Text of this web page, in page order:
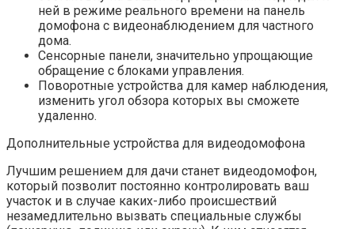
ней в режиме реального времени на панель
домофона с видеонаблюдением для частного
дома.
Сенсорные панели, значительно упрощающие
обращение с блоками управления.
Поворотные устройства для камер наблюдения,
изменить угол обзора которых вы сможете
удаленно.
Дополнительные устройства для видеодомофона
Лучшим решением для дачи станет видеодомофон,
который позволит постоянно контролировать ваш
участок и в случае каких-либо происшествий
незамедлительно вызвать специальные службы